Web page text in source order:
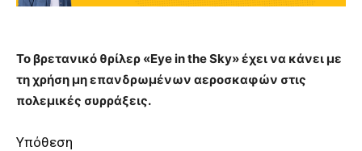
Το βρετανικό θρίλερ «Eye in the Sky» έχει να κάνει με
τη χρήση μη επανδρωμένων αεροσκαφών στις
πολεμικές συρράξεις.
Υπόθεση